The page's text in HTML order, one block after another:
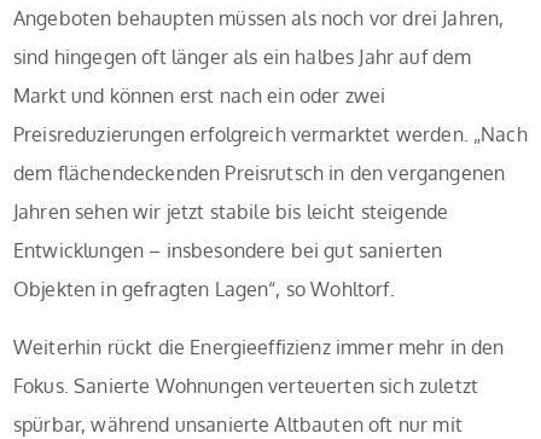
Angeboten behaupten müssen als noch vor drei Jahren,
sind hingegen oft länger als ein halbes Jahr auf dem
Markt und können erst nach ein oder zwei
Preisreduzierungen erfolgreich vermarktet werden. „Nach
dem flächendeckenden Preisrutsch in den vergangenen
Jahren sehen wir jetzt stabile bis leicht steigende
Entwicklungen – insbesondere bei gut sanierten
Objekten in gefragten Lagen“, so Wohltorf.
Weiterhin rückt die Energieeffizienz immer mehr in den
Fokus. Sanierte Wohnungen verteuerten sich zuletzt
spürbar, während unsanierte Altbauten oft nur mit